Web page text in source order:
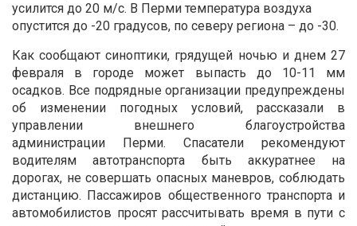
усилится до 20 м/с. В Перми температура воздуха
опустится до -20 градусов, по северу региона – до -30.
Как сообщают синоптики, грядущей ночью и днем 27
февраля в городе может выпасть до 10-11 мм
осадков. Все подрядные организации предупреждены
об изменении погодных условий, рассказали в
управлении внешнего благоустройства
администрации Перми. Спасатели рекомендуют
водителям автотранспорта быть аккуратнее на
дорогах, не совершать опасных маневров, соблюдать
дистанцию. Пассажиров общественного транспорта и
автомобилистов просят рассчитывать время в пути с